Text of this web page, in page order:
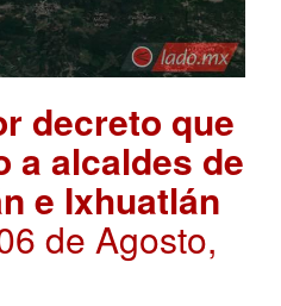
decreto que
a alcaldes de
e Ixhuatlán
de Agosto,